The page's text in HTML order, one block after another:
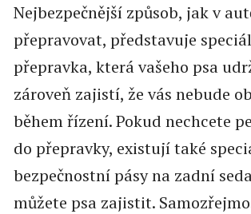
Nejbezpečnější způsob, jak v
přepravovat, představuje
přepravka, která vašeho psa
zároveň zajistí, že vás nebude
během řízení. Pokud nechcete
do přepravky, existují také
bezpečnostní pásy na zadní
můžete psa zajistit.